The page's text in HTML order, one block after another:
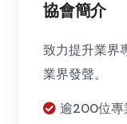
協會簡介
致力提升業界
業界發聲。
逾200位專